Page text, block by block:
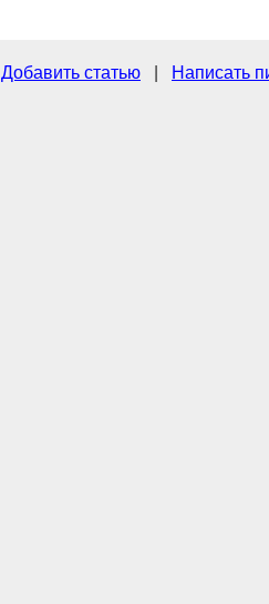
Добавить статью
Написать